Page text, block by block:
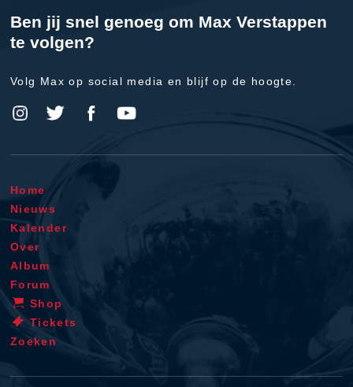
Ben jij snel genoeg om Max Verstappen
te volgen?
Volg Max op social media en blijf op de hoogte.
Home
Nieuws
Kalender
Over
Album
Forum
Shop
Tickets
Zoeken